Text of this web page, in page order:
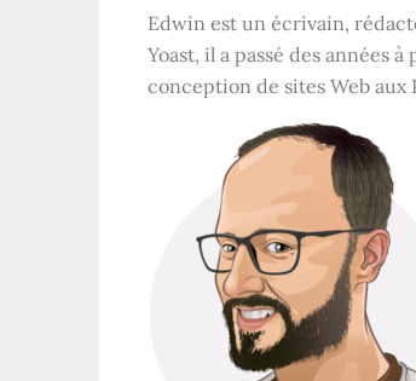
Edwin est un écrivain,
Yoast, il a passé des années
conception de sites Web aux